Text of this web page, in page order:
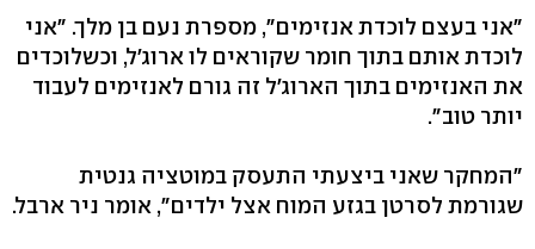
"אני בעצם לוכדת אנזימים", מספרת נעם בן מלך. "אני
לוכדת אותם בתוך חומר שקוראים לו ארוג'ל, וכשלוכדים
את האנזימים בתוך הארוג'ל זה גורם לאנזימים לעבוד
יותר טוב".
"המחקר שאני ביצעתי התעסק במוטציה גנטית
שגורמת לסרטן בגזע המוח אצל ילדים", אומר ניר ארבל.